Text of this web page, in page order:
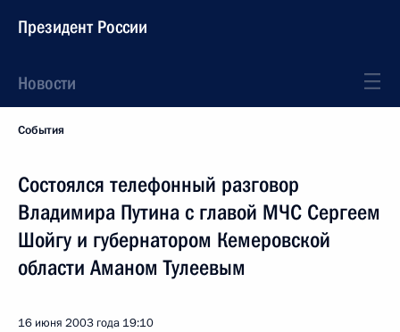
Президент России
Новости
События
Состоялся телефонный разговор
Владимира Путина с главой МЧС Сергеем
Шойгу и губернатором Кемеровской
области Аманом Тулеевым
16 июня 2003 года 19:10